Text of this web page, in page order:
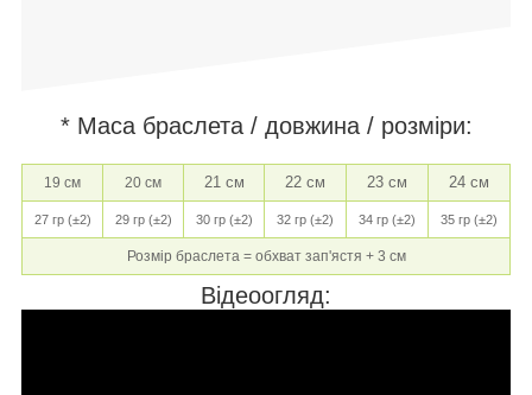
* Маса браслета / довжина / розміри:
19 см 20 см 21 см 22 см 23 см 24 см
27 гр (±2) 29 гр (±2) 30 гр (±2) 32 гр (±2) 34 гр (±2) 35 гр (±2)
Розмір браслета = обхват зап'ястя + 3 см
Відеоогляд: